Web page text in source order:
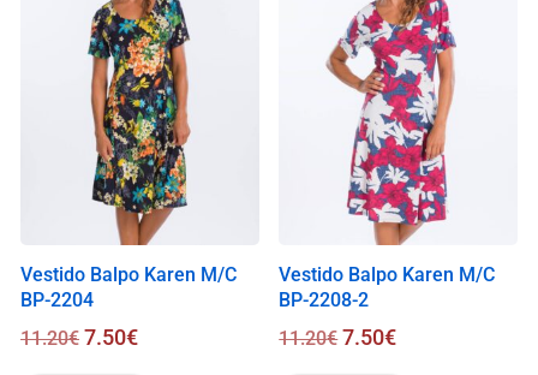
Vestido Balpo Karen M/C
BP-2204
11.20€ 7.50€
Vestido Balpo Karen M/C
BP-2208-2
11.20€ 7.50€